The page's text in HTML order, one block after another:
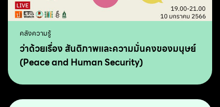
คลังความรู้
ว่าด้วยเรื่อง สันติภาพและความมั่นคงของมนุษย์
(Peace and Human Security)